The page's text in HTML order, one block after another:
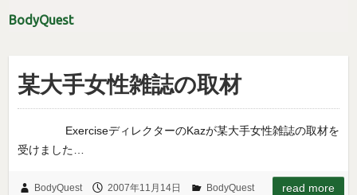
BodyQuest
某大手女性雑誌の取材
ExerciseディレクターのKazが某大手女性雑誌の取材を
受けました…
BodyQuest 2007年11月14日 BodyQuest read more